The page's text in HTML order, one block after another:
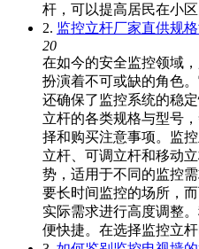
杆，可以提高居民在小
2. 监控立杆厂家直供规
20
在如今的安全监控领域
扮演着不可或缺的角色
还确保了监控系统的稳
立杆的各类规格与型号
择和购买注意事项。监
立杆、可调立杆和移动
势，适用于不同的监控
要长时间监控的场所，
实际需求进行高度调整
便快捷。在选择监控立